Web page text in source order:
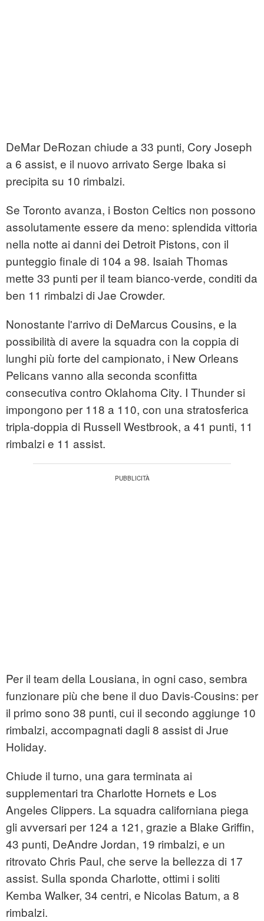
DeMar DeRozan chiude a 33 punti, Cory Joseph
a 6 assist, e il nuovo arrivato Serge Ibaka si
precipita su 10 rimbalzi.
Se Toronto avanza, i Boston Celtics non possono
assolutamente essere da meno: splendida vittoria
nella notte ai danni dei Detroit Pistons, con il
punteggio finale di 104 a 98. Isaiah Thomas
mette 33 punti per il team bianco-verde, conditi da
ben 11 rimbalzi di Jae Crowder.
Nonostante l'arrivo di DeMarcus Cousins, e la
possibilità di avere la squadra con la coppia di
lunghi più forte del campionato, i New Orleans
Pelicans vanno alla seconda sconfitta
consecutiva contro Oklahoma City. I Thunder si
impongono per 118 a 110, con una stratosferica
tripla-doppia di Russell Westbrook, a 41 punti, 11
rimbalzi e 11 assist.
Per il team della Lousiana, in ogni caso, sembra
funzionare più che bene il duo Davis-Cousins: per
il primo sono 38 punti, cui il secondo aggiunge 10
rimbalzi, accompagnati dagli 8 assist di Jrue
Holiday.
Chiude il turno, una gara terminata ai
supplementari tra Charlotte Hornets e Los
Angeles Clippers. La squadra californiana piega
gli avversari per 124 a 121, grazie a Blake Griffin,
43 punti, DeAndre Jordan, 19 rimbalzi, e un
ritrovato Chris Paul, che serve la bellezza di 17
assist. Sulla sponda Charlotte, ottimi i soliti
Kemba Walker, 34 centri, e Nicolas Batum, a 8
rimbalzi.